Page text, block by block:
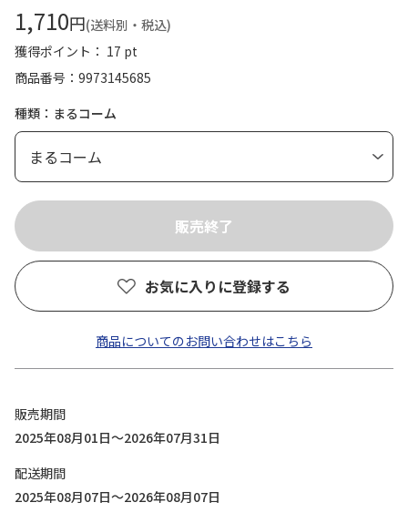
1,710円(送料別・税込)
獲得ポイント： 17 pt
商品番号
9973145685
種類：まるコーム
お気に入りに登録する
商品についてのお問い合わせはこちら
販売期間
2025年08月01日～2026年07月31日
配送期間
2025年08月07日～2026年08月07日